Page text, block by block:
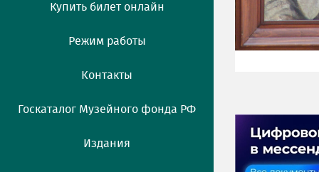
Купить билет онлайн
Режим работы
Контакты
Госкаталог Музейного фонда РФ
Издания